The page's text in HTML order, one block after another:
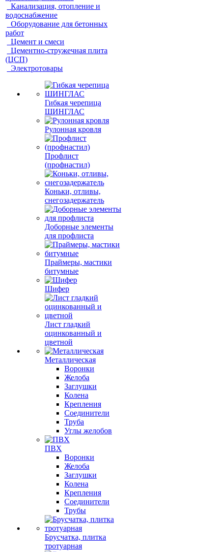
Канализация, отопление и
водоснабжение
Оборудование для бетонных
работ
Цемент и смеси
Цементно-стружечная плита
(ЦСП)
Электротовары
Гибкая черепица
ШИНГЛАС
Рулонная кровля
Профлист
(профнастил)
Коньки, отливы,
снегозадержатель
Доборные элементы
для профлиста
Праймеры, мастики
битумные
Шифер
Лист гладкий
оцинкованный и
цветной
Металлическая
Воронки
Желоба
Заглушки
Колена
Крепления
Соединители
Труба
Углы желобов
ПВХ
Воронки
Желоба
Заглушки
Колена
Крепления
Соединители
Трубы
Брусчатка, плитка
тротуарная